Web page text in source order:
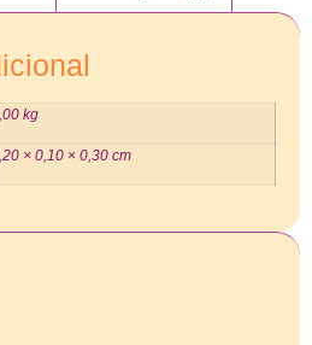
kg
× 0,10 × 0,30 cm